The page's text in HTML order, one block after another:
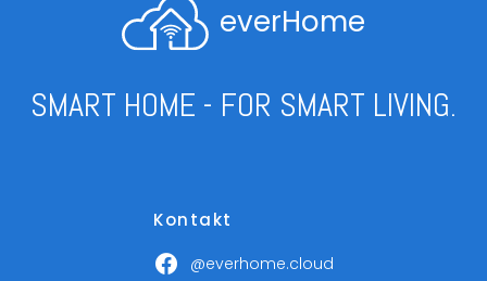
everHome
SMART HOME - FOR SMART LIVING.
Kontakt
@everhome.cloud